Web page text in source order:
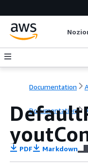
Documentation
Documentation
PDF Markdown